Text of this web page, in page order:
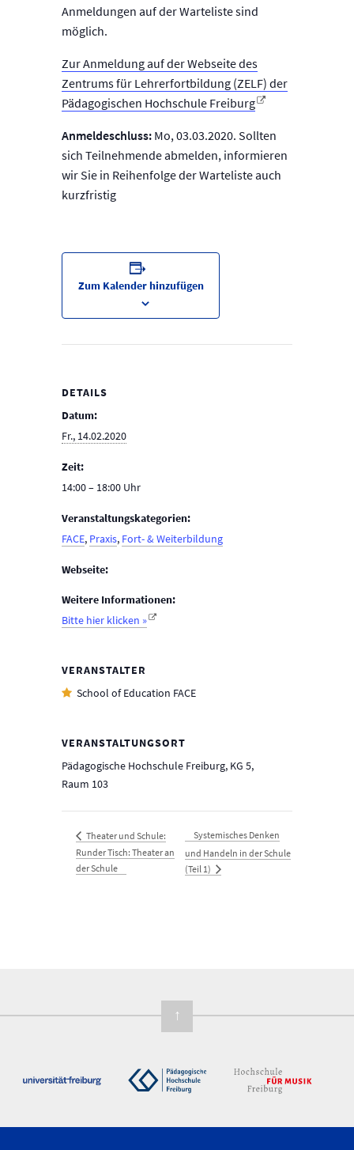
Anmeldungen auf der Warteliste sind
möglich.
Zur Anmeldung auf der Webseite des
Zentrums für Lehrerfortbildung (ZELF) der
Pädagogischen Hochschule Freiburg
Anmeldeschluss: Mo, 03.03.2020. Sollten
sich Teilnehmende abmelden, informieren
wir Sie in Reihenfolge der Warteliste auch
kurzfristig
Zum Kalender hinzufügen
DETAILS
Datum:
Fr., 14.02.2020
Zeit:
14:00 – 18:00
Veranstaltungskategorien:
FACE, Praxis, Fort- & Weiterbildung
Webseite:
Weitere Informationen:
Bitte hier klicken »
VERANSTALTUNGSORT
Pädagogische Hochschule Freiburg, KG 5,
Raum 103
VERANSTALTER
School of Education FACE
Theater und Schule:
Runder Tisch: Theater an
der Schule
Systemisches Denken
und Handeln in der Schule
(Teil 1)
↑